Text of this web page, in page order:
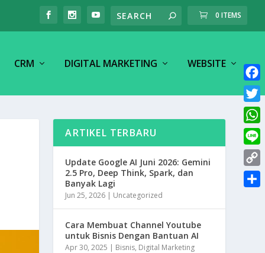
0 ITEMS
CRM DIGITAL MARKETING WEBSITE
ARTIKEL TERBARU
Update Google AI Juni 2026: Gemini
2.5 Pro, Deep Think, Spark, dan
Banyak Lagi
Jun 25, 2026 | Uncategorized
Cara Membuat Channel Youtube
untuk Bisnis Dengan Bantuan AI
Apr 30, 2025 | Bisnis, Digital Marketing
F
a
c
e
b
o
o
T
w
i
t
t
W
h
a
L
i
n
C
o